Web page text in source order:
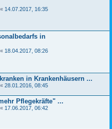
« 14.07.2017, 16:35
in
« 18.04.2017, 08:26
in Krankenhäusern ...
« 28.01.2016, 08:45
Pflegekräfte" ...
« 17.06.2017, 06:42